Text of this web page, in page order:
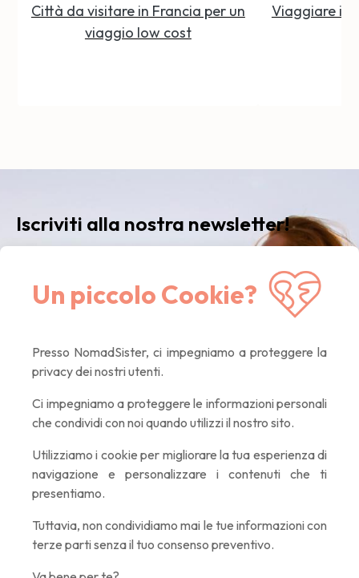
Un piccolo Cookie?
Presso NomadSister, ci impegniamo a proteggere la
privacy dei nostri utenti.
Ci impegniamo a proteggere le informazioni personali
che condividi con noi quando utilizzi il nostro sito.
Utilizziamo i cookie per migliorare la tua esperienza di
navigazione e personalizzare i contenuti che ti
presentiamo.
Tuttavia, non condividiamo mai le tue informazioni con
terze parti senza il tuo consenso preventivo.
Città da visitare in Francia per un
viaggio low cost
Viaggiare in
Iscriviti alla nostra newsletter!
con le ultime
notizie, i nostri consigli e le offerte esclusive. Solo
contenuti di qualità, promesso! :)
If you
human,
ignore
this
field